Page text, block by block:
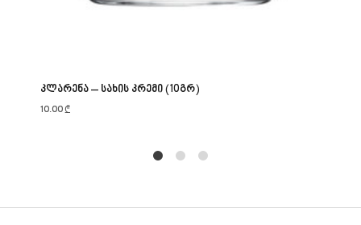
კლარენა – სახის კრემი (10გრ)
10.00₾